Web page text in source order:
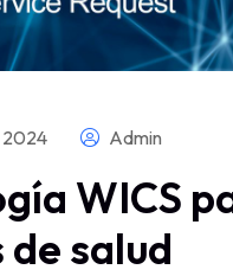
2024 Admin
WICS
salud